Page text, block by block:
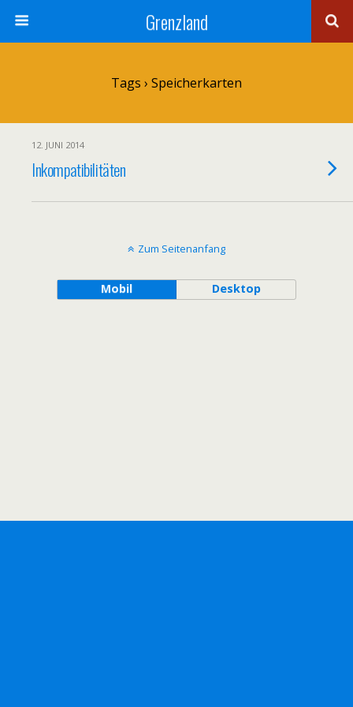
Grenzland
Tags › Speicherkarten
12. JUNI 2014
Inkompatibilitäten
Zum Seitenanfang
Mobil Desktop